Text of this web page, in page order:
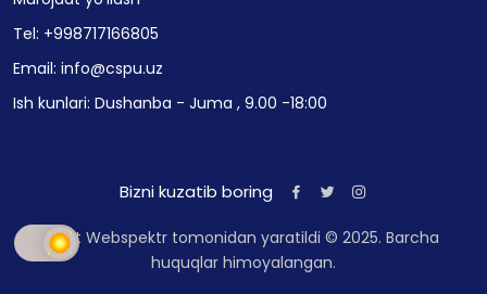
Tel: +998717166805
Email: info@cspu.uz
Ish kunlari: Dushanba - Juma , 9.00 -18:00
Bizni kuzatib boring
Sayt Webspektr tomonidan yaratildi © 2025. Barcha
huquqlar himoyalangan.